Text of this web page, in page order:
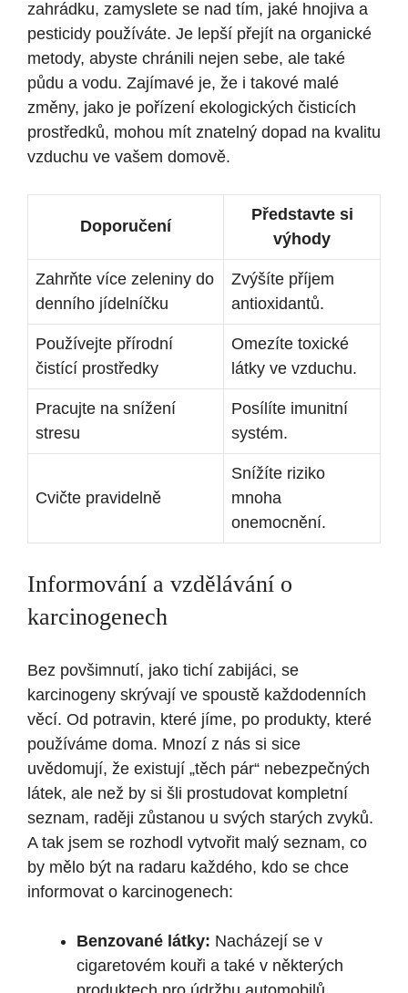
zahrádku, zamyslete se nad tím, jaké hnojiva a
pesticidy používáte. Je lepší přejít na organické
metody, abyste chránili nejen sebe, ale také
půdu a vodu. Zajímavé je, že i takové malé
změny, jako je pořízení ekologických čisticích
prostředků, mohou mít znatelný dopad na kvalitu
vzduchu ve vašem domově.
Doporučení
Představte si
výhody
Zahrňte více zeleniny do
denního jídelníčku
Zvýšíte příjem
antioxidantů.
Používejte přírodní
čistící prostředky
Omezíte toxické
látky ve vzduchu.
Pracujte na snížení
stresu
Posílíte imunitní
systém.
Cvičte pravidelně
Snížíte riziko
mnoha
onemocnění.
Informování a vzdělávání o
karcinogenech
Bez povšimnutí, jako tichí zabijáci, se
karcinogeny skrývají ve spoustě každodenních
věcí. Od potravin, které jíme, po produkty, které
používáme doma. Mnozí z nás si sice
uvědomují, že existují „těch pár“ nebezpečných
látek, ale než by si šli prostudovat kompletní
seznam, raději zůstanou u svých starých zvyků.
A tak jsem se rozhodl vytvořit malý seznam, co
by mělo být na radaru každého, kdo se chce
informovat o karcinogenech:
Benzované látky: Nacházejí se v
cigaretovém kouři a také v některých